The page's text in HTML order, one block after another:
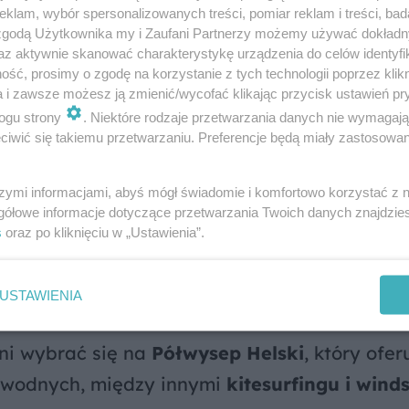
morzem
miejsce na uprawianie sportów
jacht lub łódź i wyruszyć w rejs po
się na spływ rzeką Krutynią. Warto
Park Dzikich
piaszczyste plaże Bałtyku
, słynącej z
dech w piersiach widoki na
wybrać się na Półwysep Helski, który
między innymi kitesurfingu i
wybór spersonalizowanych treści, pomiar reklam i treści,
Użytkownika my i Zaufani Partnerzy możemy używać
aktywnie skanować charakterystykę urządzenia do celów
prosimy o zgodę na korzystanie z tych technologii poprzez
i zawsze możesz ją zmienić/wycofać klikając przycisk ustawień
strony
. Niektóre rodzaje przetwarzania danych nie
się takiemu przetwarzaniu. Preferencje będą miały
informacjami, abyś mógł świadomie i komfortowo korzystać z
informacje dotyczące przetwarzania Twoich danych
oraz po kliknięciu w „Ustawienia”.
USTAWIENIA